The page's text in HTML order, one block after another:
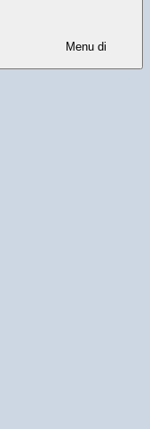
Menu di